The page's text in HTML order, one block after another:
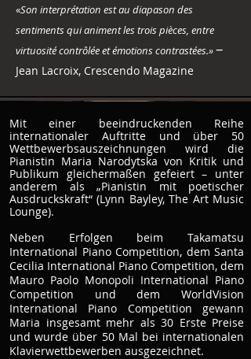
«Son interprétation est au diapason des
sentiments qui animent les trois pièces, entre
virtuosité contrôlée et émotions contrastées.»–
Jean Lacroix, Crescendo Magazine
Mit einer beeindruckenden Reihe
internationaler Auftritte und über 50
Wettbewerbsauszeichnungen wird die
Pianistin Maria Narodytska von Kritik und
Publikum gleichermaßen gefeiert – unter
anderem als „Pianistin mit poetischer
Ausdruckskraft“ (Lynn Bayley, The Art Music
Lounge).
Neben Erfolgen beim Takamatsu
International Piano Competition, dem Santa
Cecilia International Piano Competition, dem
Mauro Paolo Monopoli International Piano
Competition und dem WorldVision
International Piano Competition gewann
Maria insgesamt mehr als 30 Erste Preise
und wurde über 50 Mal bei internationalen
Klavierwettbewerben ausgezeichnet.